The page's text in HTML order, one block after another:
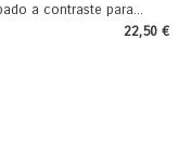
a contraste para...
22,50 €